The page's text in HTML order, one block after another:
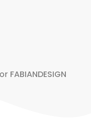
FABIANDESIGN